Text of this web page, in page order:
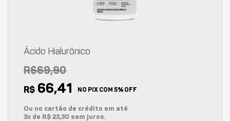
Ácido Hialurônico
R$69,90
R$ 66,41 NO PIX COM 5% OFF
Ou no cartão de crédito em até
3x de R$ 23,30 sem juros.